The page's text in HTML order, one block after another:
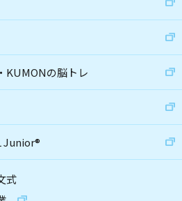
KUMONの脳トレ
Junior®
式